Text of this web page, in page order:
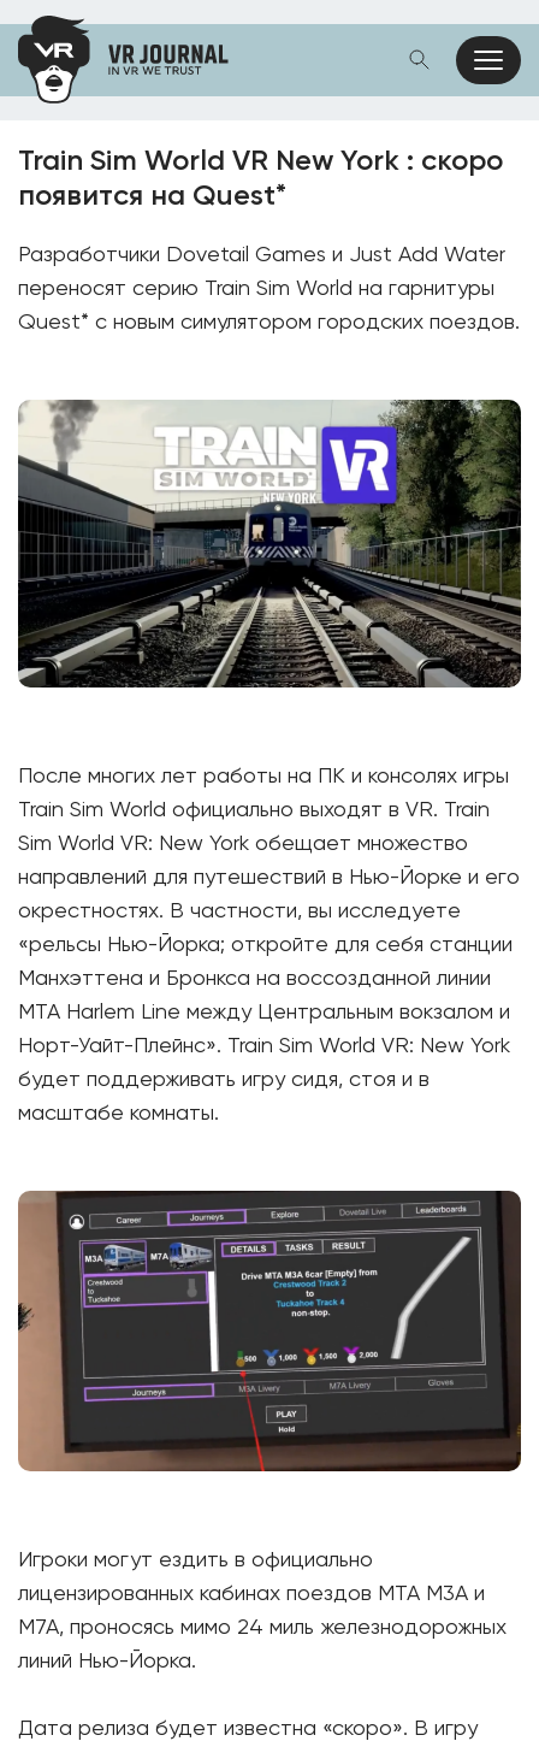
Train Sim World VR New York : скоро
появится на Quest*
Разработчики Dovetail Games и Just Add Water
переносят серию Train Sim World на гарнитуры
Quest* с новым симулятором городских поездов.
После многих лет работы на ПК и консолях игры
Train Sim World официально выходят в VR. Train
Sim World VR: New York обещает множество
направлений для путешествий в Нью-Йорке и его
окрестностях. В частности, вы исследуете
«рельсы Нью-Йорка; откройте для себя станции
Манхэттена и Бронкса на воссозданной линии
MTA Harlem Line между Центральным вокзалом и
Норт-Уайт-Плейнс». Train Sim World VR: New York
будет поддерживать игру сидя, стоя и в
масштабе комнаты.
Игроки могут ездить в официально
лицензированных кабинах поездов MTA M3A и
M7A, проносясь мимо 24 миль железнодорожных
линий Нью-Йорка.
Дата релиза будет известна «скоро». В игру